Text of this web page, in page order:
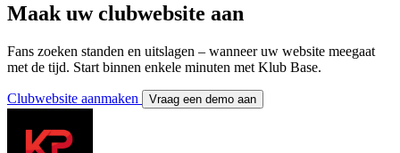
Maak uw clubwebsite aan
Fans zoeken standen en uitslagen – wanneer uw website meegaat
met de tijd. Start binnen enkele minuten met Klub Base.
Clubwebsite aanmaken Vraag een demo aan